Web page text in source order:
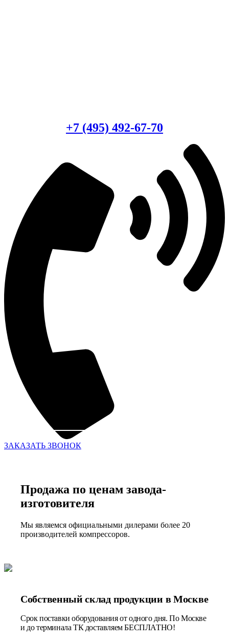
+7 (495) 492-67-70
ЗАКАЗАТЬ ЗВОНОК
Продажа по ценам завода-
изготовителя
Мы являемся официальными дилерами более 20
производителей компрессоров.
Собственный склад продукции в Москве
Срок поставки оборудования от одного дня. По Москве
и до терминала ТК доставляем БЕСПЛАТНО!